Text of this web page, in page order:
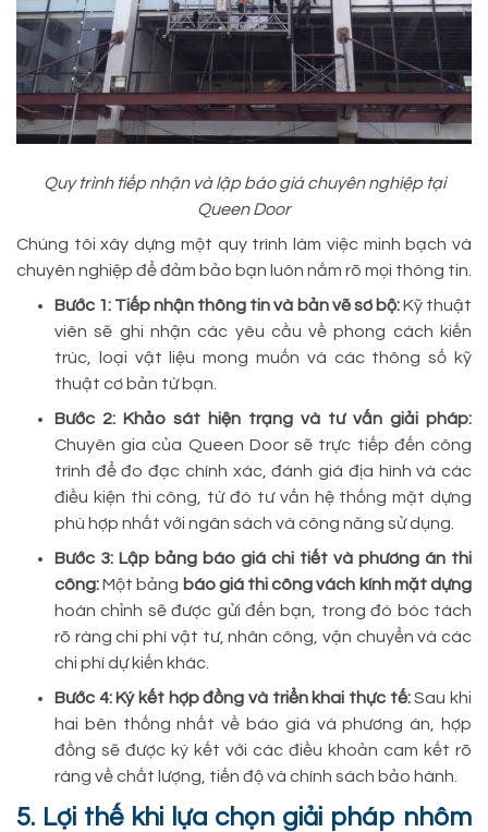
Quy trình tiếp nhận và lập báo giá chuyên nghiệp tại
Queen Door
Chúng tôi xây dựng một quy trình làm việc minh bạch và
chuyên nghiệp để đảm bảo bạn luôn nắm rõ mọi thông tin.
Bước 1: Tiếp nhận thông tin và bản vẽ sơ bộ:Kỹ thuật
viên sẽ ghi nhận các yêu cầu về phong cách kiến
trúc, loại vật liệu mong muốn và các thông số kỹ
thuật cơ bản từ bạn.
Bước 2: Khảo sát hiện trạng và tư vấn giải pháp:
Chuyên gia của Queen Door sẽ trực tiếp đến công
trình để đo đạc chính xác, đánh giá địa hình và các
điều kiện thi công, từ đó tư vấn hệ thống mặt dựng
phù hợp nhất với ngân sách và công năng sử dụng.
Bước 3: Lập bảng báo giá chi tiết và phương án thi
công:Một bảng báo giá thi công vách kính mặt dựng
hoàn chỉnh sẽ được gửi đến bạn, trong đó bóc tách
rõ ràng chi phí vật tư, nhân công, vận chuyển và các
chi phí dự kiến khác.
Bước 4: Ký kết hợp đồng và triển khai thực tế:Sau khi
hai bên thống nhất về báo giá và phương án, hợp
đồng sẽ được ký kết với các điều khoản cam kết rõ
ràng về chất lượng, tiến độ và chính sách bảo hành.
5. Lợi thế khi lựa chọn giải pháp nhôm